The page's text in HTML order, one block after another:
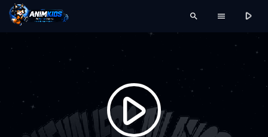
search menu play_arrow
play_arrow